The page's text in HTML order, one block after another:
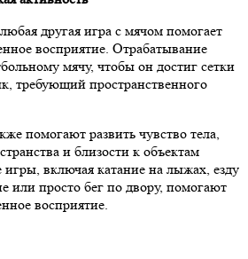
другая игра с мячом помогает
восприятие. Отрабатывание
мячу, чтобы он достиг сетки
требующий пространственного
помогают развить чувство тела,
и близости к объектам
включая катание на лыжах, езду
или просто бег по двору, помогают
восприятие.